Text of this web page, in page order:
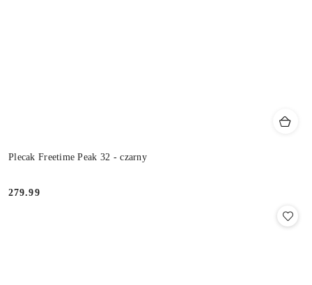
Plecak Freetime Peak 32 - czarny
Cena:
279.99